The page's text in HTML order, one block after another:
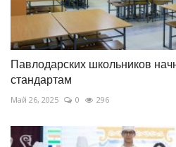
Павлодарских школьников
стандартам
Май 26, 2025 0 296